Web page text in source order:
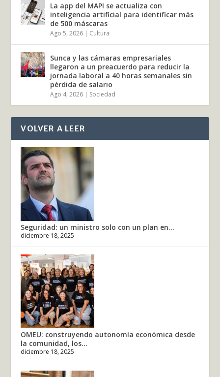
La app del MAPI se actualiza con
inteligencia artificial para identificar más
de 500 máscaras
Ago 5, 2026 | Cultura
Sunca y las cámaras empresariales
llegaron a un preacuerdo para reducir la
jornada laboral a 40 horas semanales sin
pérdida de salario
Ago 4, 2026 | Sociedad
VOLVER A LEER
Seguridad: un ministro solo con un plan en...
diciembre 18, 2025
OMEU: construyendo autonomía económica desde
la comunidad, los...
diciembre 18, 2025